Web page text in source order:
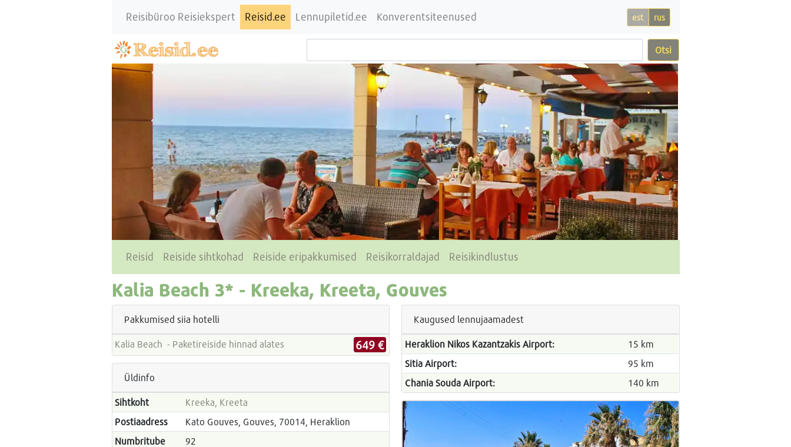
Reisibüroo Reisiekspert Reisid.ee Lennupiletid.ee Konverentsiteenused est rus
Otsi
Reisid Reiside sihtkohad Reiside eripakkumised Reisikorraldajad Reisikindlustus
Kalia Beach 3* - Kreeka, Kreeta, Gouves
Pakkumised siia hotelli
Kalia Beach - Paketireiside hinnad alates 649 €
Üldinfo
Sihtkoht
Kreeka, Kreeta
Postiaadress
Kato Gouves, Gouves, 70014, Heraklion
Numbritube
92
Kaugused lennujaamadest
Heraklion Nikos Kazantzakis Airport:
15 km
Sitia Airport:
95 km
Chania Souda Airport:
140 km